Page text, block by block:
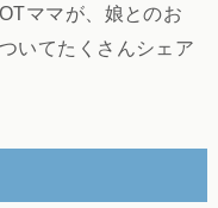
ママが、娘とのお
いてたくさんシェア